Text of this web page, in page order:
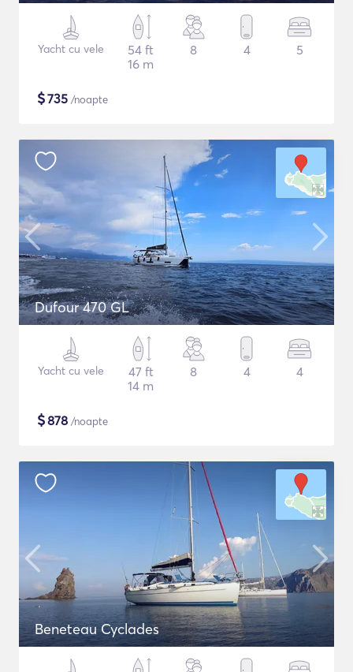
Yacht cu vele
54 ft
16 m
8 4 5
$735 /noapte
Dufour 470 GL
Yacht cu vele
47 ft
14 m
8 4 4
$878 /noapte
Beneteau Cyclades